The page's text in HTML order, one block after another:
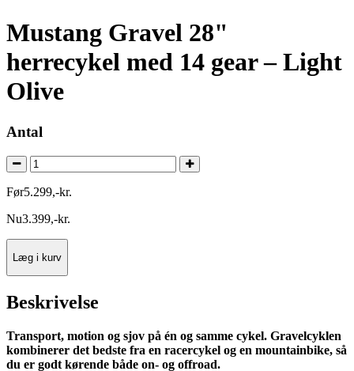
Mustang Gravel 28"
herrecykel med 14 gear – Light
Olive
Antal
Før5.299,-kr.
Nu3.399,-kr.
Læg i kurv
Beskrivelse
Transport, motion og sjov på én og samme cykel. Gravelcyklen
kombinerer det bedste fra en racercykel og en mountainbike, så
du er godt kørende både on- og offroad.